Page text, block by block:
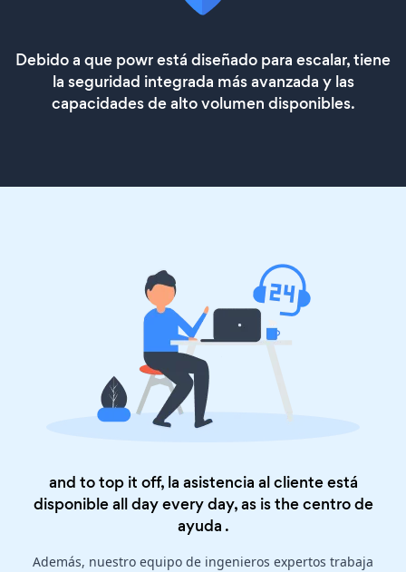
Debido a que powr está diseñado para escalar, tiene
la seguridad integrada más avanzada y las
capacidades de alto volumen disponibles.
and to top it off, la asistencia al cliente está
disponible all day every day, as is thecentro de
ayuda .
Además, nuestro equipo de ingenieros expertos trabaja